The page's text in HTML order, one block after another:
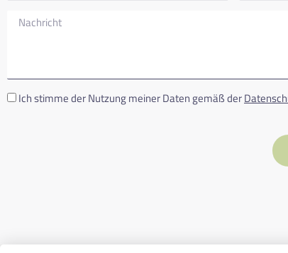
Ich stimme der Nutzung meiner Daten gemäß der